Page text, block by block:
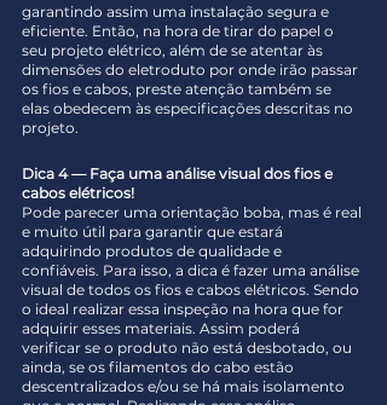
garantindo assim uma instalação segura e
eficiente. Então, na hora de tirar do papel o
seu projeto elétrico, além de se atentar às
dimensões do eletroduto por onde irão passar
os fios e cabos, preste atenção também se
elas obedecem às especificações descritas no
projeto.
Dica 4 — Faça uma análise visual dos fios e
cabos elétricos!
Pode parecer uma orientação boba, mas é real
e muito útil para garantir que estará
adquirindo produtos de qualidade e
confiáveis. Para isso, a dica é fazer uma análise
visual de todos os fios e cabos elétricos. Sendo
o ideal realizar essa inspeção na hora que for
adquirir esses materiais. Assim poderá
verificar se o produto não está desbotado, ou
ainda, se os filamentos do cabo estão
descentralizados e/ou se há mais isolamento